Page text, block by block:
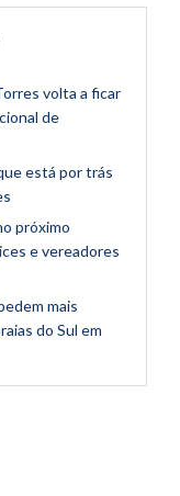
volta a ficar
de
está por trás
próximo
e vereadores
mais
do Sul em